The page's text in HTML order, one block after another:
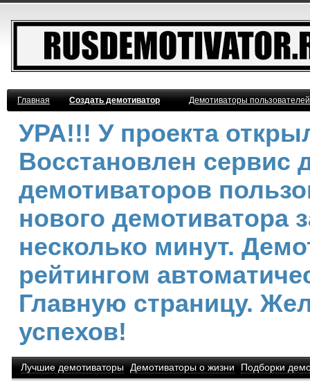
Главная Создать демотиватор Демотиваторы
УРА!!! У проекта
Восстановлен сервис
демотиваторов
нового демотиватора
несколько минут.
рейтингом
Главную страницу.
успехов!
Лучшие демотиваторы Демотиваторы о жизни Подборки